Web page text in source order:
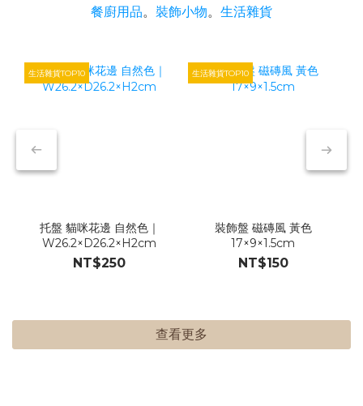
餐廚用品。 裝飾小物。 生活雜貨
生活雜貨TOP10
托盤 貓咪花邊 自然色｜
W26.2×D26.2×H2cm
NT$250
生活雜貨TOP10
裝飾盤 磁磚風 黃色
17×9×1.5cm
NT$150
查看更多